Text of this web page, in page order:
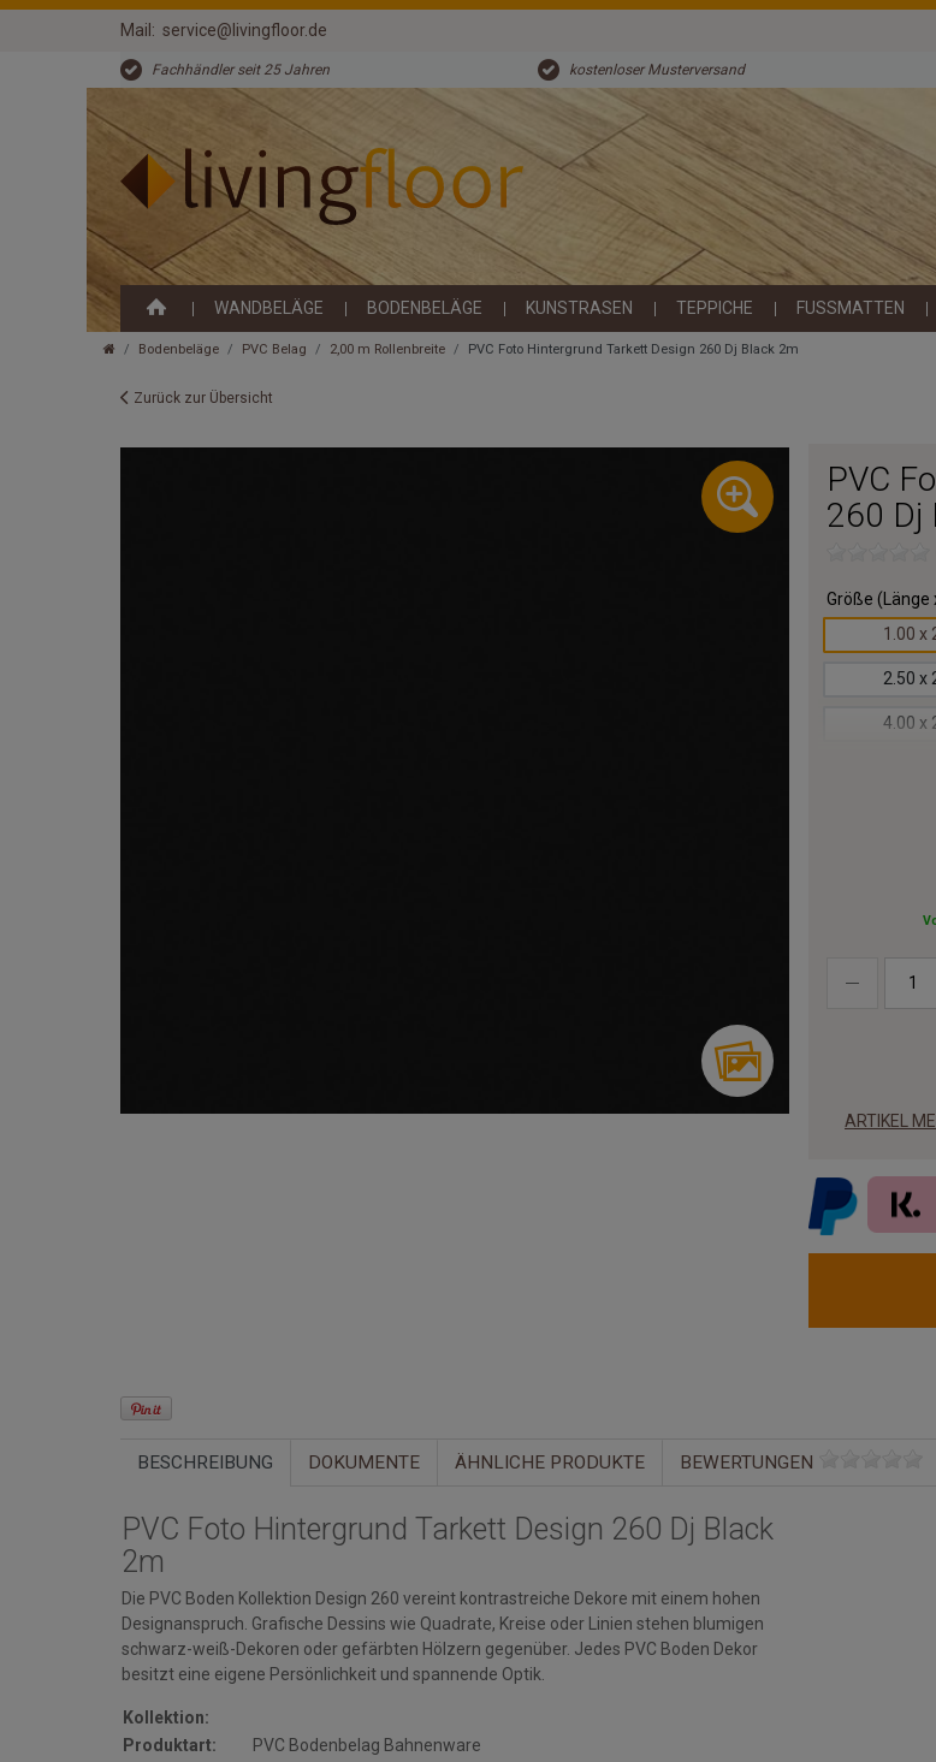
Mail: service@livingfloor.de
Fachhändler seit 25 Jahren kostenloser Musterversand
WANDBELÄGE BODENBELÄGE KUNSTRASEN TEPPICHE FUSSMATTEN
Bodenbeläge PVC Belag 2,00 m Rollenbreite PVC Foto Hintergrund Tarkett Design 260 Dj Black 2m
Zurück zur Übersicht
PVC
260 Dj
Größe (Länge
1.00 x
2.50 x
4.00 x
ARTIKEL
BESCHREIBUNG DOKUMENTE ÄHNLICHE PRODUKTE BEWERTUNGEN
PVC Foto Hintergrund Tarkett Design 260 Dj Black
2m
Die PVC Boden Kollektion Design 260 vereint kontrastreiche Dekore mit einem hohen
Designanspruch. Grafische Dessins wie Quadrate, Kreise oder Linien stehen blumigen
schwarz-weiß-Dekoren oder gefärbten Hölzern gegenüber. Jedes PVC Boden Dekor
besitzt eine eigene Persönlichkeit und spannende Optik.
Kollektion:
Produktart:
PVC Bodenbelag Bahnenware